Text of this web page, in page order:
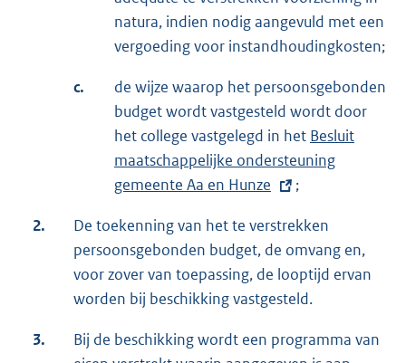
natura, indien nodig aangevuld met een
vergoeding voor instandhoudingkosten;
c.
de wijze waarop het persoonsgebonden
budget wordt vastgesteld wordt door
het college vastgelegd in het E
x
r
n
e
l
i
n
Besluit
maatschappelijke ondersteuning
gemeente Aa en Hunze
;
2.
De toekenning van het te verstrekken
persoonsgebonden budget, de omvang en,
voor zover van toepassing, de looptijd ervan
worden bij beschikking vastgesteld.
3.
Bij de beschikking wordt een programma van